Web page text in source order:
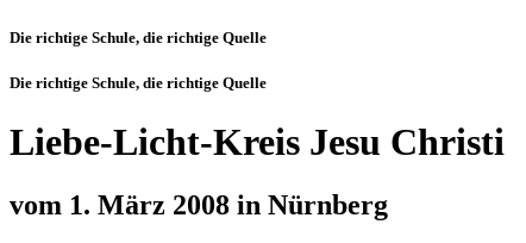
Die richtige Schule, die richtige Quelle
Die richtige Schule, die richtige Quelle
Liebe-Licht-Kreis Jesu Christi
vom 1. März 2008 in Nürnberg